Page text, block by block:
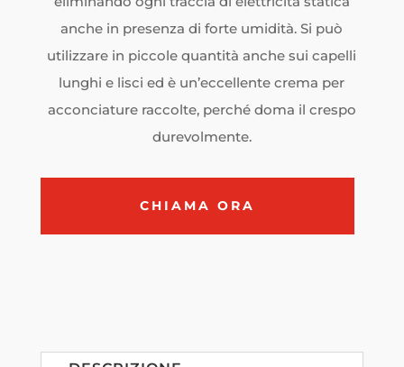
anche in presenza di forte umidità. Si può
utilizzare in piccole quantità anche sui capelli
lunghi e lisci ed è un’eccellente crema per
acconciature raccolte, perché doma il crespo
durevolmente.
CHIAMA ORA